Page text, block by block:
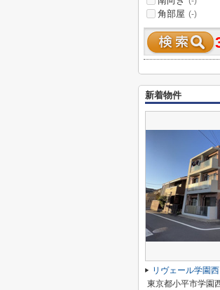
角部屋 (-)
新着物件
リヴェール学園西
東京都小平市学園